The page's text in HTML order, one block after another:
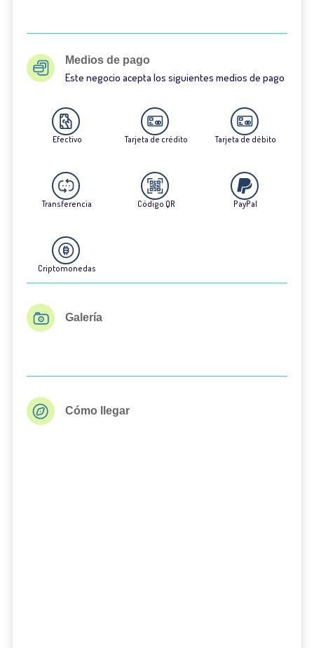
Medios de pago
Este negocio acepta los siguientes medios de pago
Efectivo Tarjeta de crédito Tarjeta de débito
Transferencia Código QR PayPal
Criptomonedas
Galería
Cómo llegar